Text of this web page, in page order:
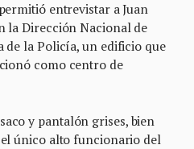
entrevistar a Juan
la Dirección Nacional de
la Policía, un edificio que
como centro de
y pantalón grises, bien
único alto funcionario del